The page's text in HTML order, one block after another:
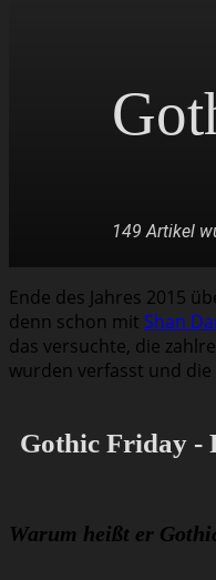
149 Artikel
Zu den
Ende des Jahres 2015
denn schon mit Shan
das versuchte, die
wurden verfasst und
Gothic Friday -
Warum heißt er